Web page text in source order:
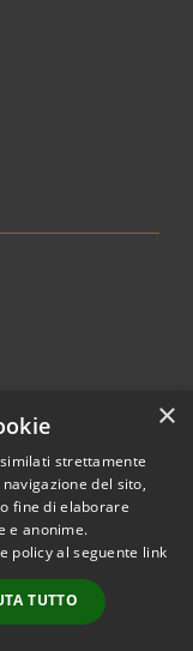
© 2026 • Comune di
Euganeo •
byMunicipium
redazione
×
strettamente
del sito,
fine di elaborare
e anonime.
policy al seguente link
TUTTO